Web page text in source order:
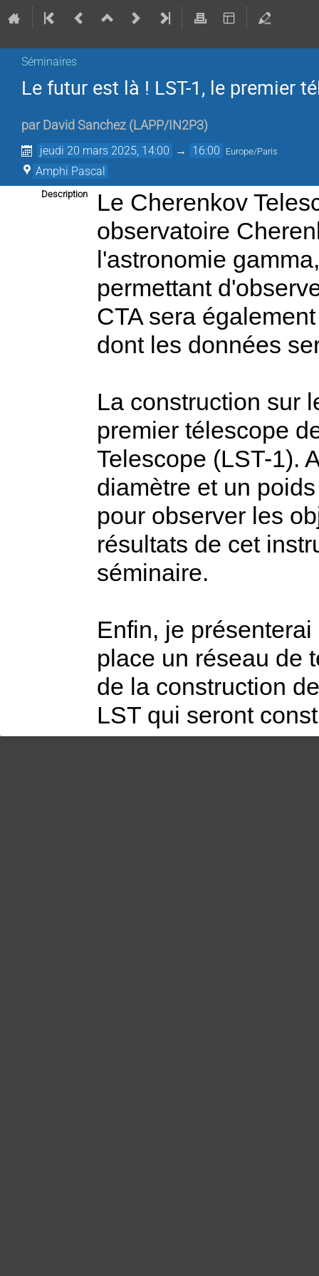
Séminaires
Le futur est là ! LST-1, le premier
par David Sanchez (LAPP/IN2P3)
jeudi 20 mars 2025, 14:00 → 16:00 Europe/Paris
Amphi Pascal
Description
Le Cherenkov
observatoire
l'astronomie
permettant
CTA sera
dont les données
La construction sur
premier télescope
Telescope (LST-1).
diamètre et un
pour observer les
résultats de cet
séminaire.
Enfin, je
place un réseau de
de la construction
LST qui seront